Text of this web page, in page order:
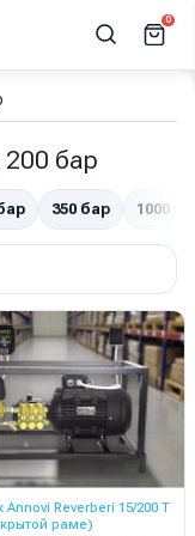
0
бар
350 бар 1000
Reverberi 15/200 T
раме)